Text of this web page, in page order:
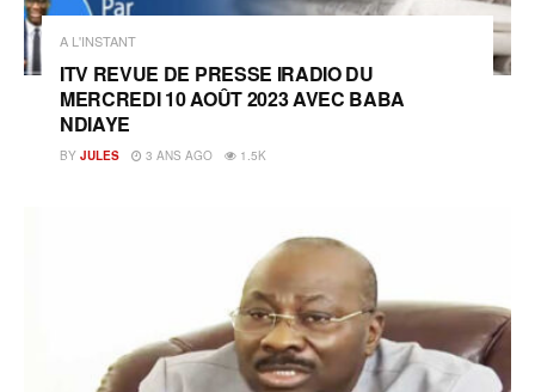
A L'INSTANT
ITV REVUE DE PRESSE IRADIO DU
MERCREDI 10 AOÛT 2023 AVEC BABA
NDIAYE
BY JULES 3 ANS AGO 1.5K